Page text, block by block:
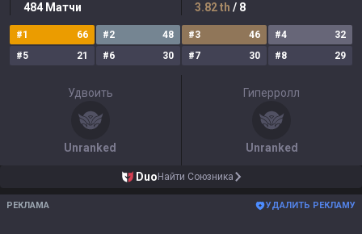
484 Матчи 3.82th / 8
#1 66 #2 48 #3 46 #4
32
#5 21 #6 30 #7 30 #8 29
Удвоить
Unranked
Гиперролл
Unranked
Duo Найти Союзника
РЕКЛАМА УДАЛИТЬ РЕКЛАМУ